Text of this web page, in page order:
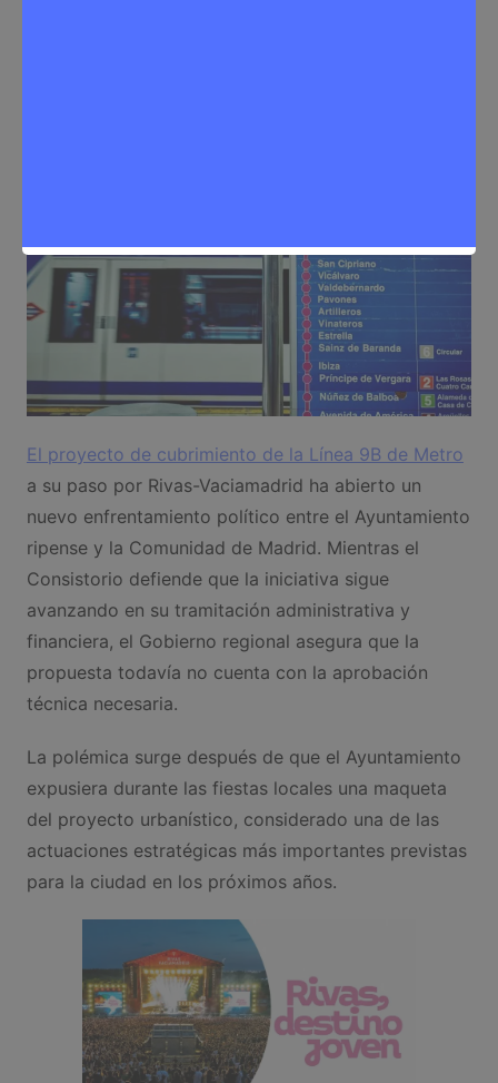
El proyecto de cubrimiento de la Línea 9B de Metro
a su paso por Rivas-Vaciamadrid ha abierto un
nuevo enfrentamiento político entre el Ayuntamiento
ripense y la Comunidad de Madrid. Mientras el
Consistorio defiende que la iniciativa sigue
avanzando en su tramitación administrativa y
financiera, el Gobierno regional asegura que la
propuesta todavía no cuenta con la aprobación
técnica necesaria.
La polémica surge después de que el Ayuntamiento
expusiera durante las fiestas locales una maqueta
del proyecto urbanístico, considerado una de las
actuaciones estratégicas más importantes previstas
para la ciudad en los próximos años.